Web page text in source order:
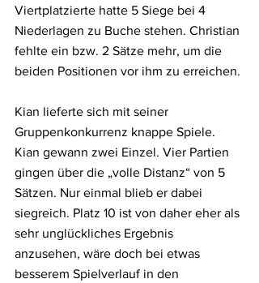
Viertplatzierte hatte 5 Siege bei 4
Niederlagen zu Buche stehen. Christian
fehlte ein bzw. 2 Sätze mehr, um die
beiden Positionen vor ihm zu erreichen.
Kian lieferte sich mit seiner
Gruppenkonkurrenz knappe Spiele.
Kian gewann zwei Einzel. Vier Partien
gingen über die „volle Distanz“ von 5
Sätzen. Nur einmal blieb er dabei
siegreich. Platz 10 ist von daher eher als
sehr unglückliches Ergebnis
anzusehen, wäre doch bei etwas
besserem Spielverlauf in den